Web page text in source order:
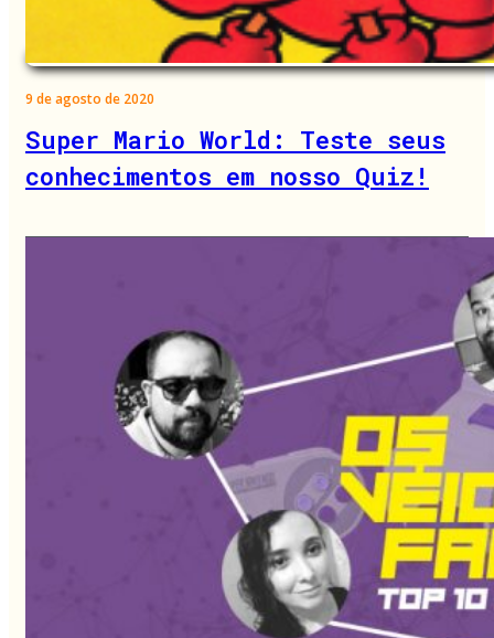
9 de agosto de 2020
Super Mario World: Teste seus
conhecimentos em nosso Quiz!